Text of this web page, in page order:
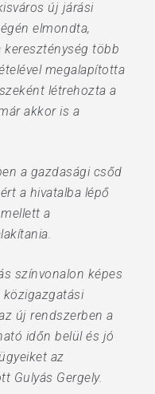
új járási
elmondta,
kereszténység több
megalapította
létrehozta a
akkor is a
a gazdasági csőd
a hivatalba lépő
a
színvonalon képes
közigazgatási
új rendszerben a
időn belül és jó
az
Gulyás Gergely.